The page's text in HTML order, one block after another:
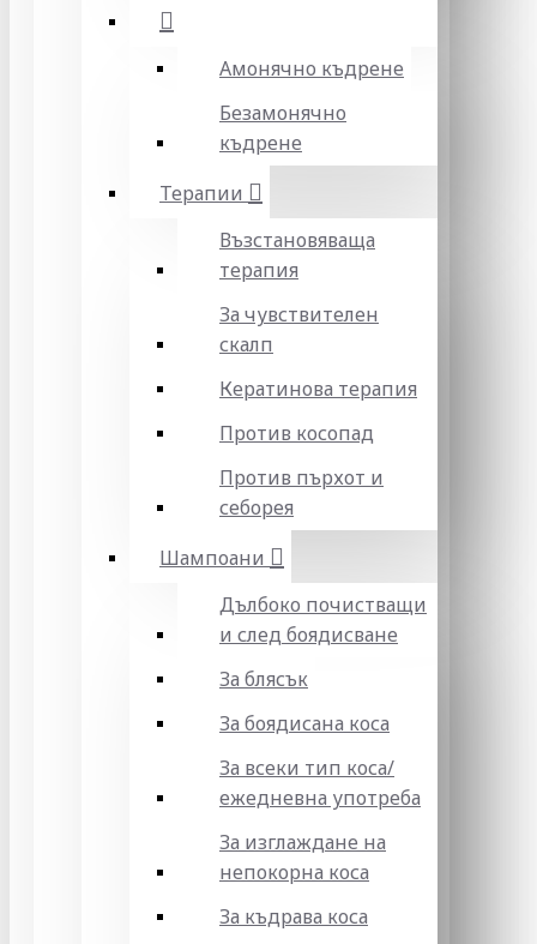
Амонячно къдрене
Безамонячно
къдрене
Терапии
Възстановяваща
терапия
За чувствителен
скалп
Кератинова терапия
Против косопад
Против пърхот и
себорея
Шампоани
Дълбоко почистващи
и след боядисване
За блясък
За боядисана коса
За всеки тип коса/
ежедневна употреба
За изглаждане на
непокорна коса
За къдрава коса